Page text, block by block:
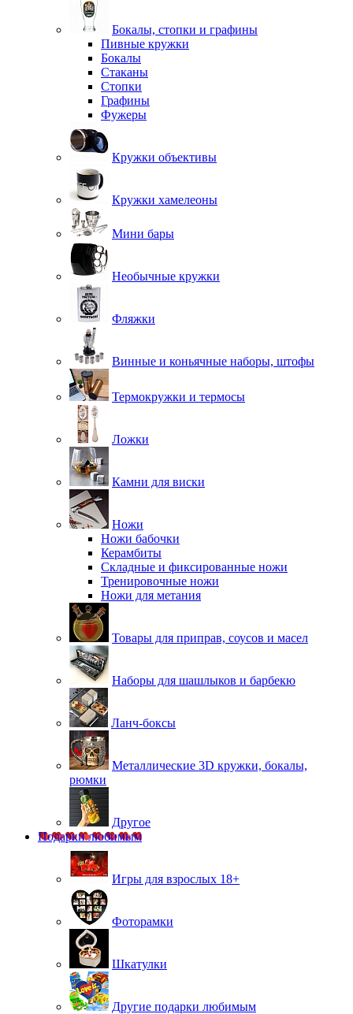
Бокалы, стопки и графины
Пивные кружки
Бокалы
Стаканы
Стопки
Графины
Фужеры
Кружки объективы
Кружки хамелеоны
Мини бары
Необычные кружки
Фляжки
Винные и коньячные наборы, штофы
Термокружки и термосы
Ложки
Камни для виски
Ножи
Ножи бабочки
Керамбиты
Складные и фиксированные ножи
Тренировочные ножи
Ножи для метания
Товары для приправ, соусов и масел
Наборы для шашлыков и барбекю
Ланч-боксы
Металлические 3D кружки, бокалы,
рюмки
Другое
Подарки любимым
Игры для взрослых 18+
Фоторамки
Шкатулки
Другие подарки любимым